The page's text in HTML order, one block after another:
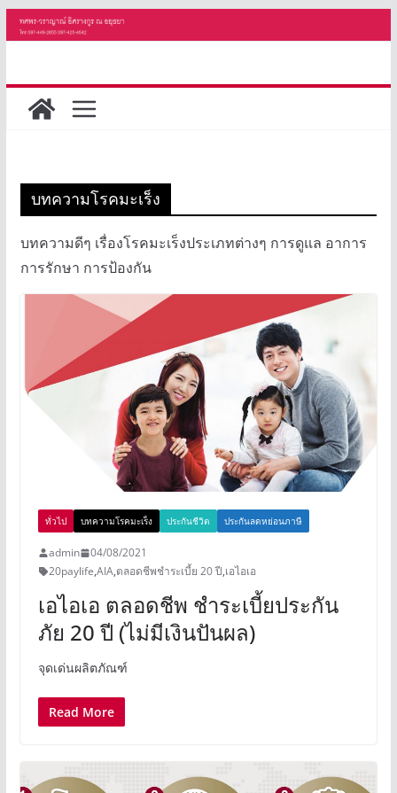
Skip
to
บทความโรคมะเร็ง
บทความดีๆ เรื่องโรคมะเร็งประเภทต่างๆ การดูแล อาการ
การรักษา การป้องกัน
ทั่วไป บทความโรคมะเร็ง ประกันชีวิต ประกันลดหย่อนภาษี
admin
04/08/2021
20paylife,AIA,ตลอดชีพชำระเบี้ย 20 ปี,เอไอเอ
เอไอเอ ตลอดชีพ ชำระเบี้ยประกัน
ภัย 20 ปี (ไม่มีเงินปันผล)
จุดเด่นผลิตภัณฑ์
Read More